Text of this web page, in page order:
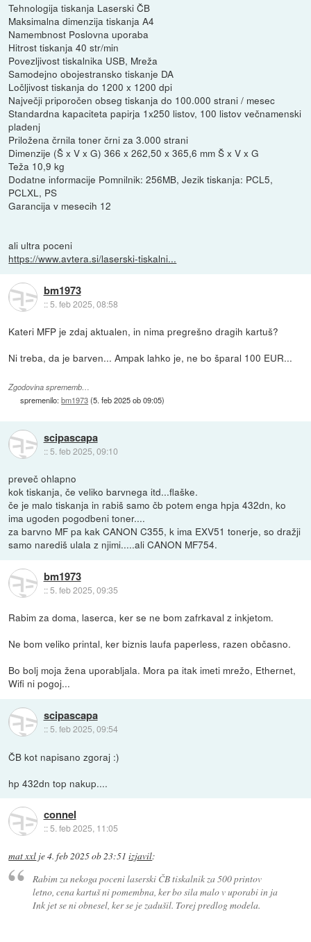
Tehnologija tiskanja Laserski ČB
Maksimalna dimenzija tiskanja A4
Namembnost Poslovna uporaba
Hitrost tiskanja 40 str/min
Povezljivost tiskalnika USB, Mreža
Samodejno obojestransko tiskanje DA
Ločljivost tiskanja do 1200 x 1200 dpi
Največji priporočen obseg tiskanja do 100.000 strani / mesec
Standardna kapaciteta papirja 1x250 listov, 100 listov večnamenski
pladenj
Priložena črnila toner črni za 3.000 strani
Dimenzije (Š x V x G) 366 x 262,50 x 365,6 mm Š x V x G
Teža 10,9 kg
Dodatne informacije Pomnilnik: 256MB, Jezik tiskanja: PCL5,
PCLXL, PS
Garancija v mesecih 12
ali ultra poceni
https://www.avtera.si/laserski-tiskalni...
bm1973
::5. feb 2025, 08:58
Kateri MFP je zdaj aktualen, in nima pregrešno dragih kartuš?
Ni treba, da je barven... Ampak lahko je, ne bo šparal 100 EUR...
Zgodovina sprememb…
spremenilo:bm1973(5. feb 2025 ob 09:05)
scipascapa
:: 5. feb 2025, 09:10
preveč ohlapno
kok tiskanja, če veliko barvnega itd...flaške.
če je malo tiskanja in rabiš samo čb potem enga hpja 432dn, ko
ima ugoden pogodbeni toner....
za barvno MF pa kak CANON C355, k ima EXV51 tonerje, so dražji
samo narediš ulala z njimi.....ali CANON MF754.
bm1973
::5. feb 2025, 09:35
Rabim za doma, laserca, ker se ne bom zafrkaval z inkjetom.
Ne bom veliko printal, ker biznis laufa paperless, razen občasno.
Bo bolj moja žena uporabljala. Mora pa itak imeti mrežo, Ethernet,
Wifi ni pogoj...
scipascapa
:: 5. feb 2025, 09:54
ČB kot napisano zgoraj :)
hp 432dn top nakup....
connel
::5. feb 2025, 11:05
mat xxl je4. feb 2025 ob 23:51 izjavil:
Rabim za nekoga poceni laserski ČB tiskalnik za 500 printov
letno, cena kartuš ni pomembna, ker bo sila malo v uporabi in ja
Ink jet se ni obnesel, ker se je zadušil. Torej predlog modela.